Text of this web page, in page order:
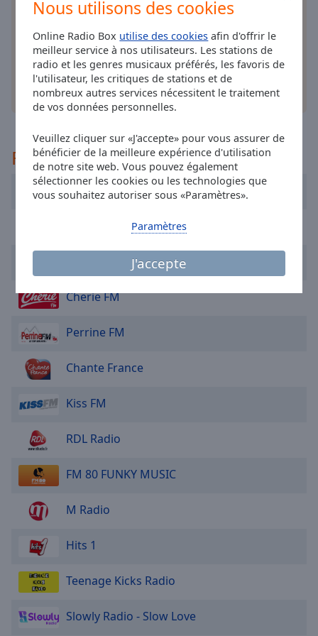
Nous utilisons des cookies
Online Radio Box utilise des cookies afin d'offrir le
meilleur service à nos utilisateurs. Les stations de
radio et les genres musicaux préférés, les favoris de
l'utilisateur, les critiques de stations et de
nombreux autres services nécessitent le traitement
de vos données personnelles.
Veuillez cliquer sur «J'accepte» pour vous assurer de
bénéficier de la meilleure expérience d'utilisation
de notre site web. Vous pouvez également
sélectionner les cookies ou les technologies que
vous souhaitez autoriser sous «Paramètres».
J'accepte
Paramètres
window.
Opacity
Caption
Background
Color
Opacity
Font
Family
Reset
stations de radio préférées en ligne où que vous
soyez!
autres options
Recommandé
FIP Radio
Cherie FM
Perrine FM
Chante France
Kiss FM
RDL Radio
FM 80 FUNKY MUSIC
M Radio
Hits 1
Teenage Kicks Radio
Slowly Radio - Slow Love